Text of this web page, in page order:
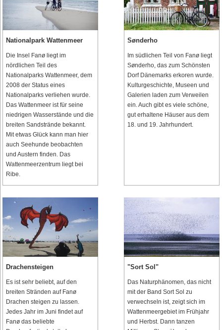
Nationalpark Wattenmeer
Die Insel Fanø liegt im
nördlichen Teil des
Nationalparks Wattenmeer, dem
2008 der Status eines
Nationalparks verliehen wurde.
Das Wattenmeer ist für seine
niedrigen Wasserstände und die
breiten Sandstrände bekannt.
Mit etwas Glück kann man hier
auch Seehunde beobachten
und Austern finden. Das
Wattenmeerzentrum liegt bei
Ribe.
Sønderho
Im südlichen Teil von Fanø liegt
Sønderho, das zum Schönsten
Dorf Dänemarks erkoren wurde.
Kulturgeschichte, Museen und
Galerien laden zum Verweilen
ein. Auch gibt es viele schöne,
gut erhaltene Häuser aus dem
18. und 19. Jahrhundert.
Drachensteigen
Es ist sehr beliebt, auf den
breiten Stränden auf Fanø
Drachen steigen zu lassen.
Jedes Jahr im Juni findet auf
Fanø das beliebte
"Sort Sol"
Das Naturphänomen, das nicht
mit der Band Sort Sol zu
verwechseln ist, zeigt sich im
Wattenmeergebiet im Frühjahr
und Herbst. Dann tanzen